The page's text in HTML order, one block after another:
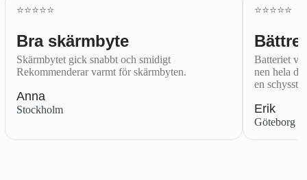
⭐️⭐️⭐️⭐️⭐️
Bra skärmbyte
Skärmbytet gick snabbt och smidigt
Rekommenderar varmt för skärmbyten.
Anna
Stockholm
⭐️⭐️⭐️⭐️⭐️
Bättre
Batteriet
nen hela
en schysst.
Erik
Göteborg